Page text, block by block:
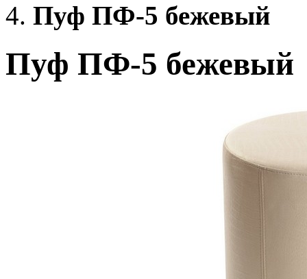
Пуф ПФ-5 бежевый
Пуф ПФ-5 бежевый